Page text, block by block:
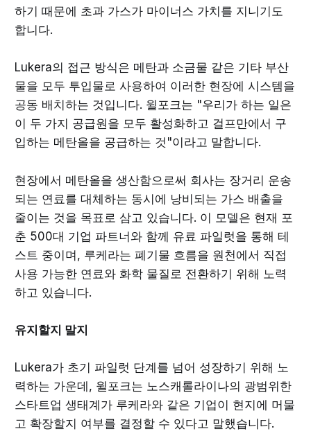
하기 때문에 초과 가스가 마이너스 가치를 지니기도
합니다.
Lukera의 접근 방식은 메탄과 소금물 같은 기타 부산
물을 모두 투입물로 사용하여 이러한 현장에 시스템을
공동 배치하는 것입니다. 윌포크는 "우리가 하는 일은
이 두 가지 공급원을 모두 활성화하고 걸프만에서 구
입하는 메탄올을 공급하는 것"이라고 말합니다.
현장에서 메탄올을 생산함으로써 회사는 장거리 운송
되는 연료를 대체하는 동시에 낭비되는 가스 배출을
줄이는 것을 목표로 삼고 있습니다. 이 모델은 현재 포
춘 500대 기업 파트너와 함께 유료 파일럿을 통해 테
스트 중이며, 루케라는 폐기물 흐름을 원천에서 직접
사용 가능한 연료와 화학 물질로 전환하기 위해 노력
하고 있습니다.
유지할지 말지
Lukera가 초기 파일럿 단계를 넘어 성장하기 위해 노
력하는 가운데, 윌포크는 노스캐롤라이나의 광범위한
스타트업 생태계가 루케라와 같은 기업이 현지에 머물
고 확장할지 여부를 결정할 수 있다고 말했습니다.